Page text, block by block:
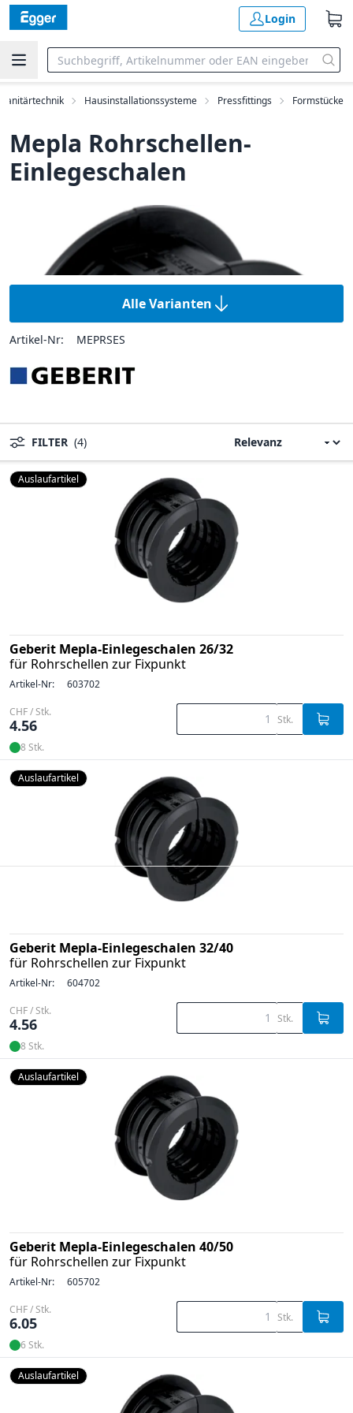
Login
Sanitärtechnik Hausinstallationssysteme Pressfittings Formstücke
Mepla Rohrschellen-
Einlegeschalen
Alle Varianten
Artikel-Nr: MEPRSES
FILTER (4)
Auslaufartikel
Geberit Mepla-Einlegeschalen 26/32
für Rohrschellen zur Fixpunkt
Artikel-Nr: 603702
CHF / Stk.
4.56 Stk.
8 Stk.
Auslaufartikel
Geberit Mepla-Einlegeschalen 32/40
für Rohrschellen zur Fixpunkt
Artikel-Nr: 604702
CHF / Stk.
4.56 Stk.
8 Stk.
Auslaufartikel
Geberit Mepla-Einlegeschalen 40/50
für Rohrschellen zur Fixpunkt
Artikel-Nr: 605702
CHF / Stk.
6.05 Stk.
6 Stk.
Auslaufartikel